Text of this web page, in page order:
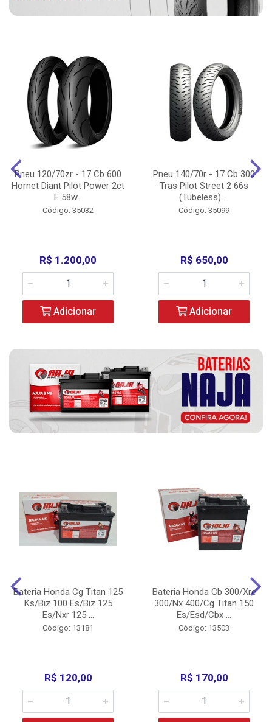
Pneu 120/70zr - 17 Cb 600
Hornet Diant Pilot Power 2ct
F 58w...
Código: 35032
R$ 1.200,00
Adicionar
Pneu 140/70r - 17 Cb 300
Tras Pilot Street 2 66s
(Tubeless) ...
Código: 35099
R$ 650,00
Adicionar
Bateria Honda Cg Titan 125
Ks/Biz 100 Es/Biz 125
Es/Nxr 125 ...
Código: 13181
R$ 120,00
Bateria Honda Cb 300/Xre
300/Nx 400/Cg Titan 150
Es/Esd/Cbx ...
Código: 13503
R$ 170,00